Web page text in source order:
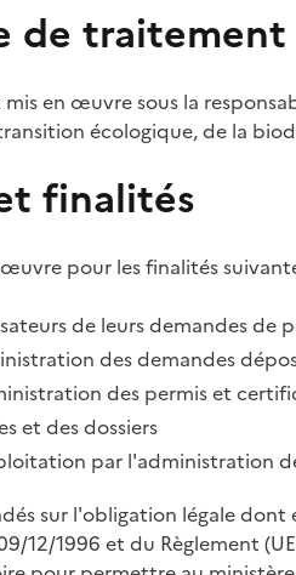
de traitement
mis en œuvre sous la
écologique, de la
finalités
pour les finalités
de leurs demandes
des demandes
des permis et
et des dossiers
par l'administration
sur l'obligation légale
12/1996 et du Règlement